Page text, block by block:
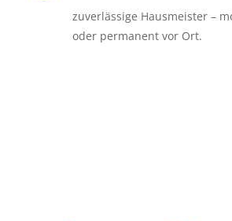
zuverlässige Hausmeister –
oder permanent vor Ort.